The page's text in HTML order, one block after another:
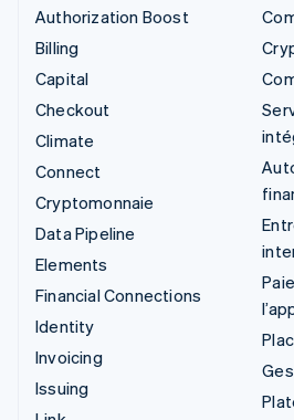
Authorization Boost
Billing
Capital
Checkout
Climate
Connect
Cryptomonnaie
Data Pipeline
Elements
Financial Connections
Identity
Invoicing
Issuing